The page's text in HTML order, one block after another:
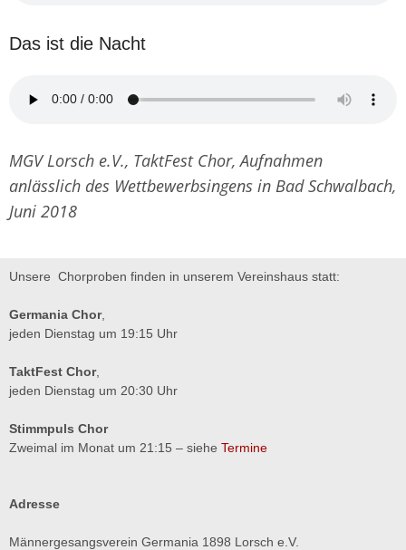
Das ist die Nacht
MGV Lorsch e.V., TaktFest Chor, Aufnahmen
anlässlich des Wettbewerbsingens in Bad Schwalbach,
Juni 2018
Unsere Chorproben finden in unserem Vereinshaus statt:
Germania Chor,
jeden Dienstag um 19:15 Uhr
TaktFest Chor,
jeden Dienstag um 20:30 Uhr
Stimmpuls Chor
Zweimal im Monat um 21:15 – siehe Termine
Adresse
Männergesangsverein Germania 1898 Lorsch e.V.